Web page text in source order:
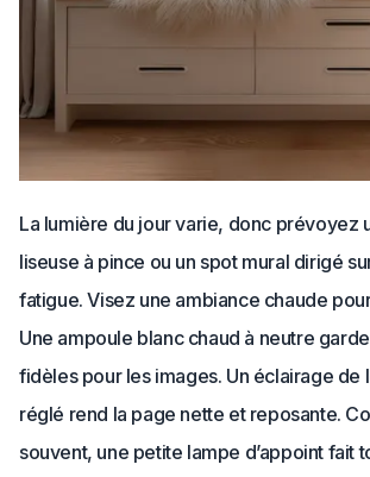
La lumière du jour varie, donc prévoyez
liseuse à pince ou un spot mural dirigé
fatigue. Visez une ambiance chaude
Une ampoule blanc chaud à neutre
fidèles pour les images. Un éclairage de
réglé rend la page nette et reposante.
souvent, une petite lampe d’appoint fait